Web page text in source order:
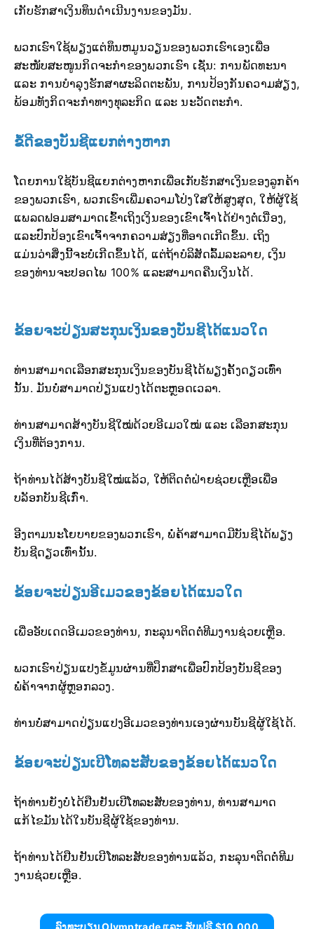
ເກັບຮັກສາເງິນທຶນດຳເນີນງານຂອງມັນ.
ພວກເຮົາໃຊ້ພຽງແຕ່ທຶນຫມູນວຽນຂອງພວກເຮົາເອງເພື່ອ
ສະໜັບສະໜູນກິດຈະກຳຂອງພວກເຮົາ ເຊັ່ນ: ການພັດທະນາ
ແລະ ການບຳລຸງຮັກສາຜະລິດຕະພັນ, ການປ້ອງກັນຄວາມສ່ຽງ,
ພ້ອມທັງກິດຈະກຳທາງທຸລະກິດ ແລະ ນະວັດຕະກຳ.
ຂໍ້ດີຂອງບັນຊີແຍກຕ່າງຫາກ
ໂດຍການໃຊ້ບັນຊີແຍກຕ່າງຫາກເພື່ອເກັບຮັກສາເງິນຂອງລູກຄ້າ
ຂອງພວກເຮົາ, ພວກເຮົາເພີ່ມຄວາມໂປ່ງໃສໃຫ້ສູງສຸດ, ໃຫ້ຜູ້ໃຊ້
ແພລດຟອມສາມາດເຂົ້າເຖິງເງິນຂອງເຂົາເຈົ້າໄດ້ຢ່າງຕໍ່ເນື່ອງ,
ແລະປົກປ້ອງເຂົາເຈົ້າຈາກຄວາມສ່ຽງທີ່ອາດເກີດຂຶ້ນ. ເຖິງ
ແມ່ນວ່າສິ່ງນີ້ຈະບໍ່ເກີດຂຶ້ນໄດ້, ແຕ່ຖ້າບໍລິສັດລົ້ມລະລາຍ, ເງິນ
ຂອງທ່ານຈະປອດໄພ 100% ແລະສາມາດຄືນເງິນໄດ້.
ຂ້ອຍຈະປ່ຽນສະກຸນເງິນຂອງບັນຊີໄດ້ແນວໃດ
ທ່ານສາມາດເລືອກສະກຸນເງິນຂອງບັນຊີໄດ້ພຽງຄັ້ງດຽວເທົ່າ
ນັ້ນ. ມັນບໍ່ສາມາດປ່ຽນແປງໄດ້ຕະຫຼອດເວລາ.
ທ່ານສາມາດສ້າງບັນຊີໃໝ່ດ້ວຍອີເມວໃໝ່ ແລະ ເລືອກສະກຸນ
ເງິນທີ່ຕ້ອງການ.
ຖ້າທ່ານໄດ້ສ້າງບັນຊີໃໝ່ແລ້ວ, ໃຫ້ຕິດຕໍ່ຝ່າຍຊ່ວຍເຫຼືອເພື່ອ
ບລັອກບັນຊີເກົ່າ.
ອີງຕາມນະໂຍບາຍຂອງພວກເຮົາ, ພໍ່ຄ້າສາມາດມີບັນຊີໄດ້ພຽງ
ບັນຊີດຽວເທົ່ານັ້ນ.
ຂ້ອຍຈະປ່ຽນອີເມວຂອງຂ້ອຍໄດ້ແນວໃດ
ເພື່ອອັບເດດອີເມວຂອງທ່ານ, ກະລຸນາຕິດຕໍ່ທີມງານຊ່ວຍເຫຼືອ.
ພວກເຮົາປ່ຽນແປງຂໍ້ມູນຜ່ານທີ່ປຶກສາເພື່ອປົກປ້ອງບັນຊີຂອງ
ພໍ່ຄ້າຈາກຜູ້ຫຼອກລວງ.
ທ່ານບໍ່ສາມາດປ່ຽນແປງອີເມວຂອງທ່ານເອງຜ່ານບັນຊີຜູ້ໃຊ້ໄດ້.
ຂ້ອຍຈະປ່ຽນເບີໂທລະສັບຂອງຂ້ອຍໄດ້ແນວໃດ
ຖ້າທ່ານຍັງບໍ່ໄດ້ຢືນຢັນເບີໂທລະສັບຂອງທ່ານ, ທ່ານສາມາດ
ແກ້ໄຂມັນໄດ້ໃນບັນຊີຜູ້ໃຊ້ຂອງທ່ານ.
ຖ້າທ່ານໄດ້ຢືນຢັນເບີໂທລະສັບຂອງທ່ານແລ້ວ, ກະລຸນາຕິດຕໍ່ທີມ
ງານຊ່ວຍເຫຼືອ.
ລົງທະບຽນ Olymptrade ແລະ ຮັບຟຣີ $10,000